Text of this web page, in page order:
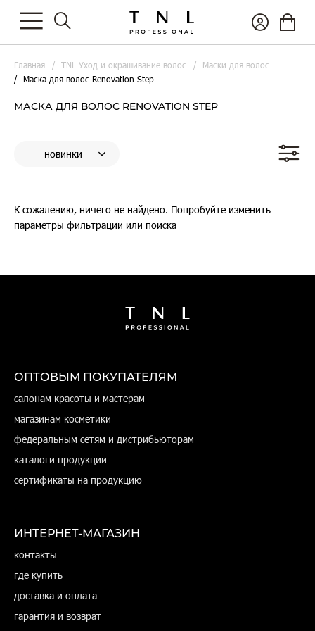
Главная TNL Уход и окрашивание волос
Маски для волос
Маска для волос Renovation Step
МАСКА ДЛЯ ВОЛОС RENOVATION STEP
К сожалению, ничего не найдено. Попробуйте изменить
параметры фильтрации или поиска
ОПТОВЫМ ПОКУПАТЕЛЯМ
салонам красоты и мастерам
магазинам косметики
федеральным сетям и дистрибьюторам
каталоги продукции
сертификаты на продукцию
ИНТЕРНЕТ-МАГАЗИН
контакты
где купить
доставка и оплата
гарантия и возврат